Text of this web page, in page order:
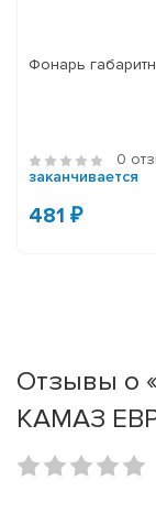
Фонарь
0
заканчивается
481 ₽
Отзывы о
КАМАЗ